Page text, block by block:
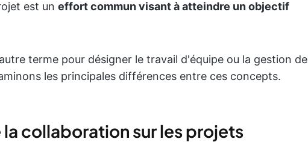
est un effort commun visant à atteindre un objectif
terme pour désigner le travail d'équipe ou la gestion de
les principales différences entre ces concepts.
collaboration sur les projets